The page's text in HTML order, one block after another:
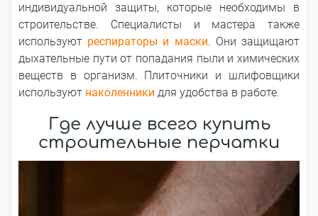
индивидуальной защиты, которые необходимы в
строительстве. Специалисты и мастера также
используют респираторы и маски. Они защищают
дыхательные пути от попадания пыли и химических
веществ в организм. Плиточники и шлифовщики
используют наколенники для удобства в работе.
Где лучше всего купить
строительные перчатки